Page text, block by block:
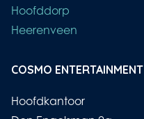
Hoofddorp
Heerenveen
COSMO ENTERTAINMENT
Hoofdkantoor